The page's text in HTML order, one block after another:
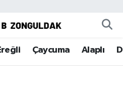
Çaycuma Alaplı
Eczaneler